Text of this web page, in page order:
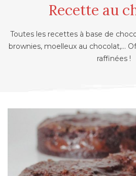
Recette au
Toutes les recettes à base de
brownies, moelleux au chocolat,…
raffinées !